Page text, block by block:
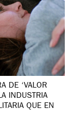
DE ‘VALOR
INDUSTRIA
QUE EN